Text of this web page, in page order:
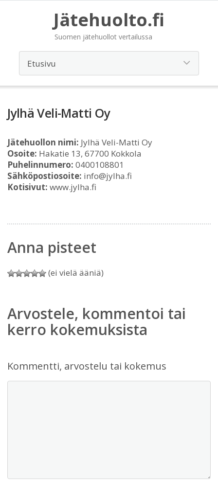
Jätehuolto.fi
Suomen jätehuollot vertailussa
Jylhä Veli-Matti Oy
Jätehuollon nimi: Jylhä Veli-Matti Oy
Osoite: Hakatie 13, 67700 Kokkola
Puhelinnumero: 0400108801
Sähköpostiosoite: info@jylha.fi
Kotisivut: www.jylha.fi
Anna pisteet
(ei vielä ääniä)
Arvostele, kommentoi tai
kerro kokemuksista
Kommentti, arvostelu tai kokemus